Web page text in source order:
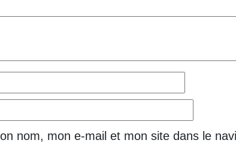
nom, mon e-mail et mon site dans le